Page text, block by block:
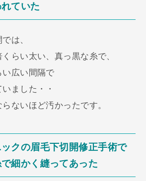
ていた
は、
らい太い、真っ黒な糸で、
広い間隔で
ました・・
ないほど汚かったです。
クの眉毛下切開修正手術で
細かく縫ってあった